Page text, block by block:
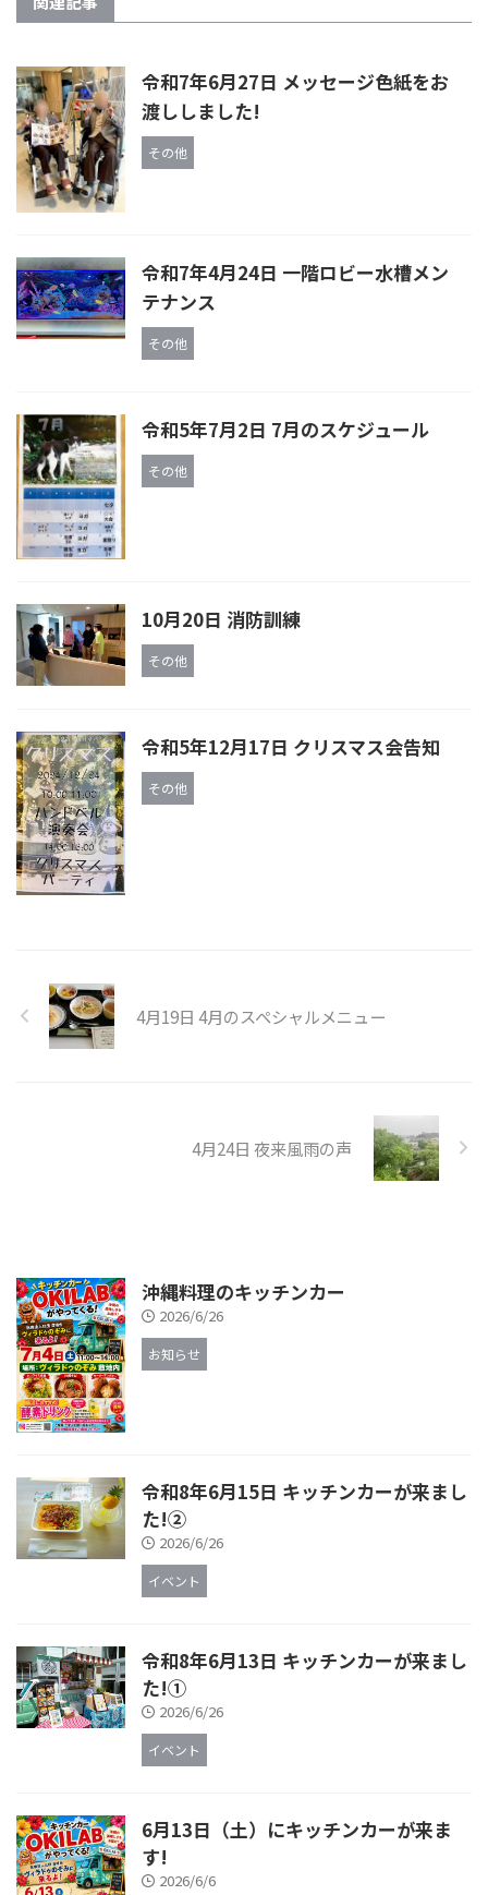
令和7年6月27日 メッセージ色紙をお
渡ししました!
その他
令和7年4月24日 一階ロビー水槽メン
テナンス
その他
令和5年7月2日 7月のスケジュール
その他
10月20日 消防訓練
その他
令和5年12月17日 クリスマス会告知
その他
4月19日 4月のスペシャルメニュー
4月24日 夜来風雨の声
沖縄料理のキッチンカー
2026/6/26
お知らせ
令和8年6月15日 キッチンカーが来まし
た!②
2026/6/26
イベント
令和8年6月13日 キッチンカーが来まし
た!①
2026/6/26
イベント
6月13日（土）にキッチンカーが来ま
す!
2026/6/6